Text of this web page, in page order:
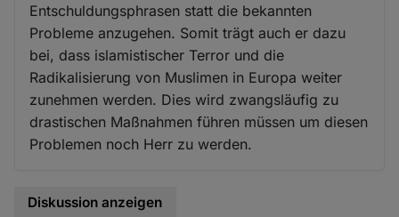
Entschuldungsphrasen statt die bekannten
Probleme anzugehen. Somit trägt auch er dazu
bei, dass islamistischer Terror und die
Radikalisierung von Muslimen in Europa weiter
zunehmen werden. Dies wird zwangsläufig zu
drastischen Maßnahmen führen müssen um diesen
Problemen noch Herr zu werden.
Diskussion anzeigen